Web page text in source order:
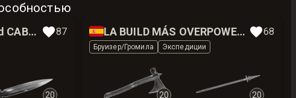
Hatchet Great Sword CABOLOGOD 87
20
🇪🇸 LA BUILD MÁS OVERPOWER DE PVE 68
Бруизер/Громила Экспедиции
20 20